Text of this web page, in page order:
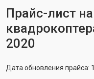
Прайс-лист
2020
Дата обновления прайса: